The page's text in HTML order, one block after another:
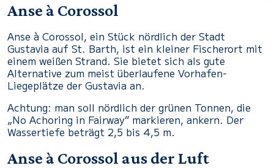
Anse à Corossol
Anse à Corossol, ein Stück nördlich der Stadt
Gustavia auf St. Barth, ist ein kleiner Fischerort mit
einem weißen Strand. Sie bietet sich als gute
Alternative zum meist überlaufene Vorhafen-
Liegeplätze der Gustavia an.
Achtung: man soll nördlich der grünen Tonnen, die
„No Achoring in Fairway“ markieren, ankern. Der
Wassertiefe beträgt 2,5 bis 4,5 m.
Anse à Corossol aus der Luft